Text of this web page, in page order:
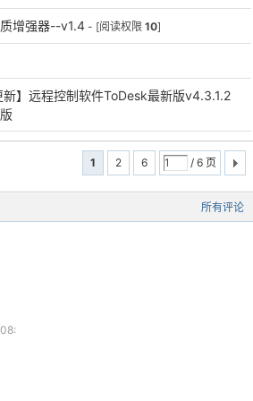
质增强器--v1.4 - [阅读权限 10]
新】远程控制软件ToDesk最新版v4.3.1.2
1 2 6 / 6 页
所有评论